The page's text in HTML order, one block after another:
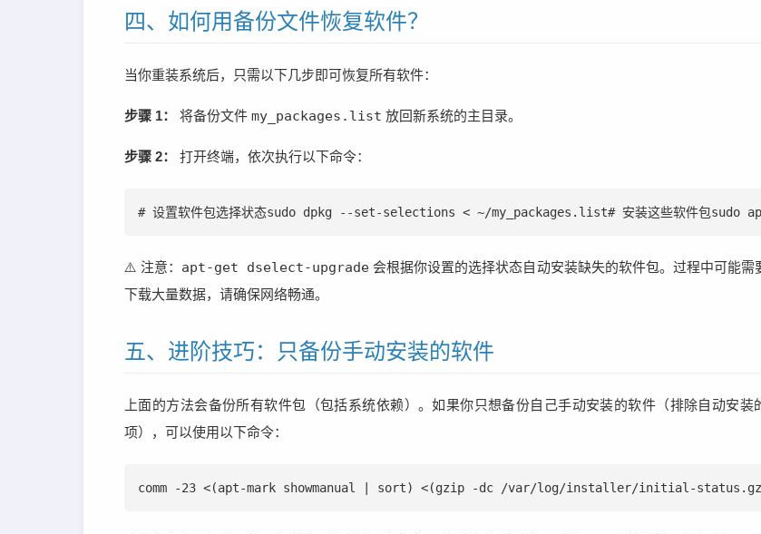
四、如何用备份文件恢复软件？
当你重装系统后，只需以下几步即可恢复所有软件：
步骤 1： 将备份文件 my_packages.list 放回新系统的主目录。
步骤 2： 打开终端，依次执行以下命令：
# 设置软件包选择状态sudo dpkg --set-selections < ~/my_packages.list# 安装这些软件包sudo
⚠️ 注意： apt-get dselect-upgrade 会根据你设置的选择状态自动安装缺失的软件包。过程中可能需
下载大量数据，请确保网络畅通。
五、进阶技巧：只备份手动安装的软件
上面的方法会备份所有软件包（包括系统依赖）。如果你只想备份自己手动安装的软件（排除自动安装
项），可以使用以下命令：
comm -23 <(apt-mark showmanual | sort) <(gzip -dc /var/log/installer/initial-